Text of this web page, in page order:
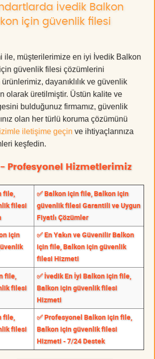
İvedik Balkon
için güvenlik filesi
ile, müşterilerimize en iyi İvedik Balkon
güvenlik filesi çözümlerini
dayanıklılık ve güvenlik
olarak üretilmiştir. Üstün kalite ve
bulduğunuz firmamız, güvenlik
olan her türlü koruma çözümünü
iletişime geçin ve ihtiyaçlarınıza
keşfedin.
Profesyonel Hizmetlerimiz
file,
filesi
✅ Balkon için file, Balkon için
güvenlik filesi Garantili ve Uygun
Fiyatlı Çözümler
için
✅ En Yakın ve Güvenilir Balkon
için file, Balkon için güvenlik
filesi Hizmeti
file,
filesi
✅ İvedik En İyi Balkon için file,
Balkon için güvenlik filesi
Hizmeti
file,
filesi
✅ Profesyonel Balkon için file,
Balkon için güvenlik filesi
Hizmeti - 7/24 Destek